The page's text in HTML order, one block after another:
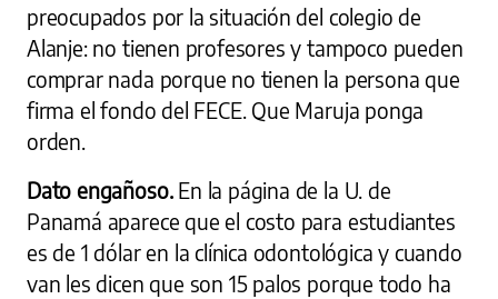
preocupados por la situación del colegio de
Alanje: no tienen profesores y tampoco pueden
comprar nada porque no tienen la persona que
firma el fondo del FECE. Que Maruja ponga
orden.
Dato engañoso. En la página de la U. de
Panamá aparece que el costo para estudiantes
es de 1 dólar en la clínica odontológica y cuando
van les dicen que son 15 palos porque todo ha